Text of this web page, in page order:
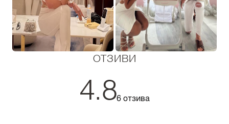
ОТЗИВИ
4.86 отзива